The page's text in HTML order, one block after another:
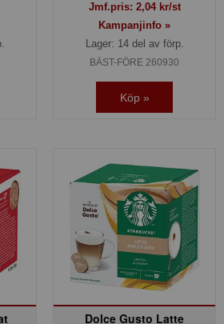
Jmf.pris: 2,04kr/st
Kampanjinfo »
Lager: 14 del av förp.
BÄST-FÖRE 260930
Köp »
Dolce Gusto Latte